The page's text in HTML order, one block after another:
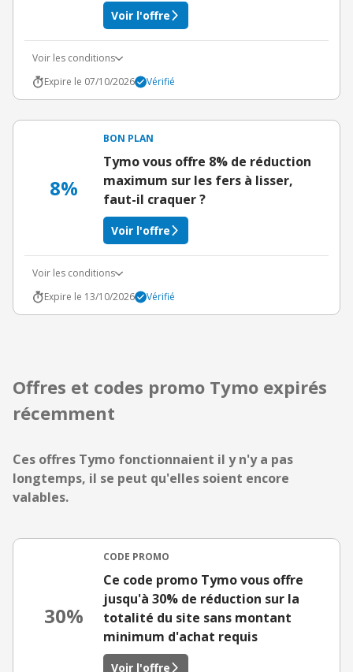
Voir l'offre
Voir les conditions
Expire le 07/10/2026
Vérifié
8%
BON PLAN
Tymo vous offre 8% de réduction
maximum sur les fers à lisser,
faut-il craquer ?
Voir l'offre
Voir les conditions
Expire le 13/10/2026
Vérifié
Offres et codes promo Tymo expirés
récemment
Ces offres Tymo fonctionnaient il y n'y a pas
longtemps, il se peut qu'elles soient encore
valables.
30%
CODE PROMO
Ce code promo Tymo vous offre
jusqu'à 30% de réduction sur la
totalité du site sans montant
minimum d'achat requis
Voir l'offre